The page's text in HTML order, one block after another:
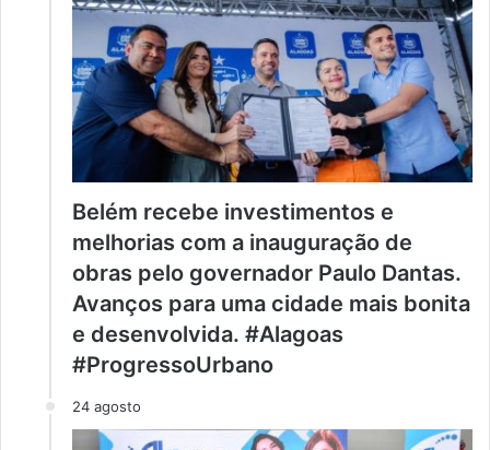
Belém recebe investimentos e
melhorias com a inauguração de
obras pelo governador Paulo Dantas.
Avanços para uma cidade mais bonita
e desenvolvida. #Alagoas
#ProgressoUrbano
24 agosto